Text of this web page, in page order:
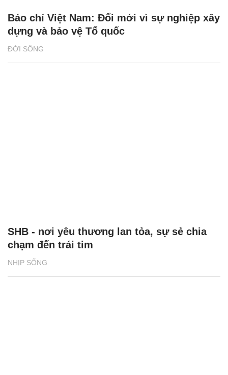
ĐỜI SỐNG
Báo chí Việt Nam: Đổi mới vì sự nghiệp xây
dựng và bảo vệ Tổ quốc
NHỊP SỐNG
SHB - nơi yêu thương lan tỏa, sự sẻ chia
chạm đến trái tim